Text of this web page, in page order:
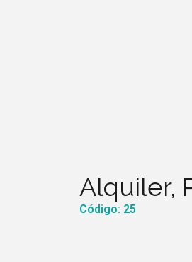
Alquiler,
Código: 25